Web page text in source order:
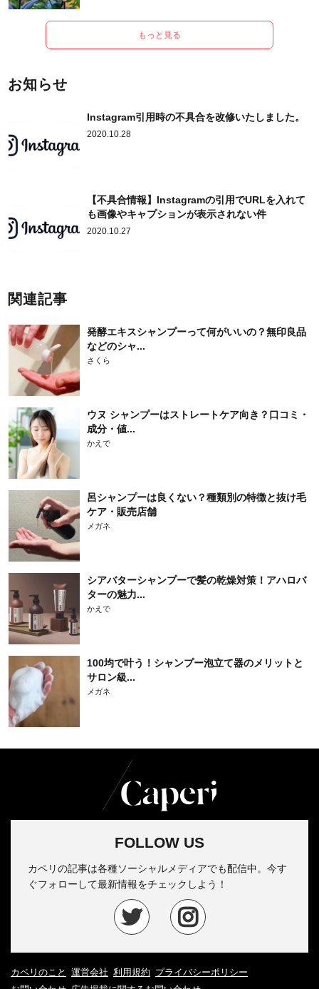
もっと見る
お知らせ
Instagram引用時の不具合を改修いたしました。
2020.10.28
【不具合情報】Instagramの引用でURLを入れて
も画像やキャプションが表示されない件
2020.10.27
関連記事
発酵エキスシャンプーって何がいいの？無印良品
などのシャ...
さくら
ウヌ シャンプーはストレートケア向き？口コミ・
成分・値...
かえで
呂シャンプーは良くない？種類別の特徴と抜け毛
ケア・販売店舗
メガネ
シアバターシャンプーで髪の乾燥対策！アハロバ
ターの魅力...
かえで
100均で叶う！シャンプー泡立て器のメリットと
サロン級...
メガネ
FOLLOW US
カペリの記事は各種ソーシャルメディアでも配信中。今す
ぐフォローして最新情報をチェックしよう！
カペリのこと 運営会社 利用規約 プライバシーポリシー